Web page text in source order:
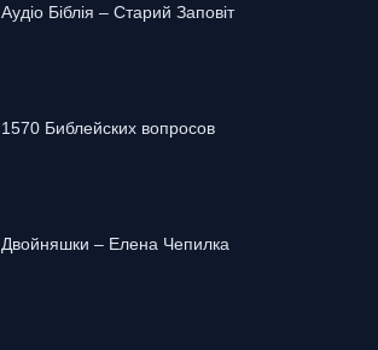
Аудіо Біблія – Старий Заповіт
1570 Библейских вопросов
Двойняшки – Елена Чепилка